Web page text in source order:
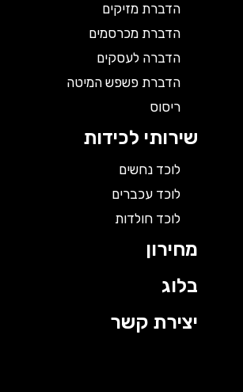
הדברת מזיקים
הדברת מכרסמים
הדברה לעסקים
הדברת פשפש המיטה
ריסוס
שירותי לכידות
לוכד נחשים
לוכד עכברים
לוכד חולדות
מחירון
בלוג
יצירת קשר